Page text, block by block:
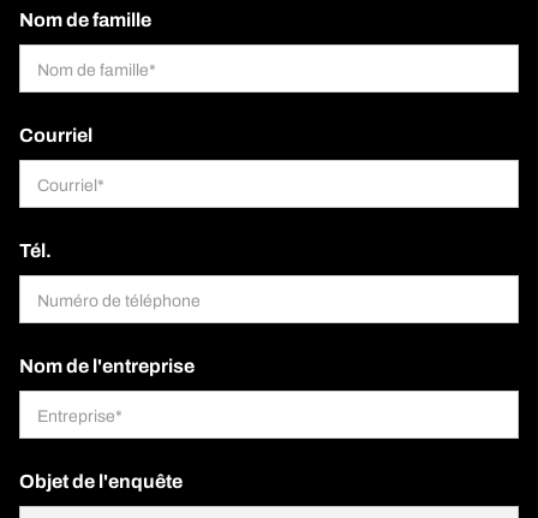
Nom de famille
Courriel
Tél.
Nom de l'entreprise
Objet de l'enquête